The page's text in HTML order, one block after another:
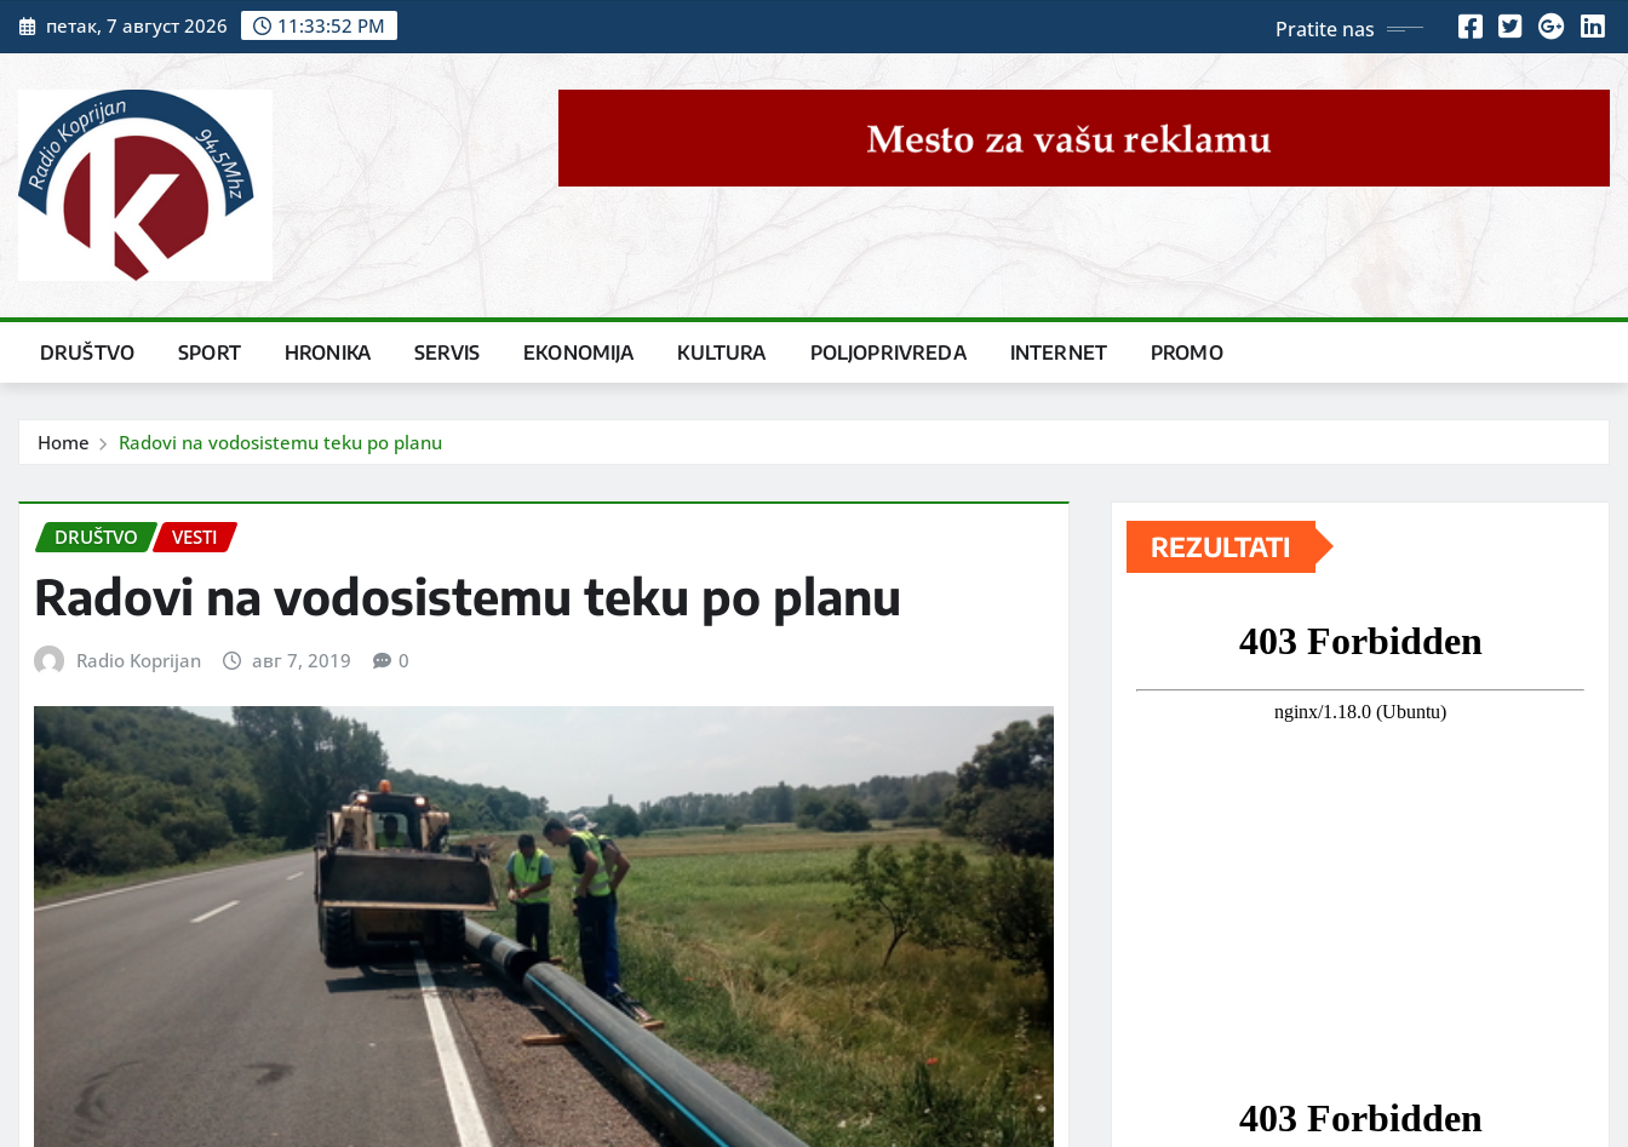
Skip
to
петак, 7 август 2026 11:33:53 PM Pratite nas
DRUŠTVO SPORT HRONIKA SERVIS EKONOMIJA KULTURA POLJOPRIVREDA INTERNET PROMO
Home Radovi na vodosistemu teku po planu
DRUŠTVO VESTI
Radovi na vodosistemu teku po planu
Radio Koprijan авг 7, 2019 0
REZULTATI